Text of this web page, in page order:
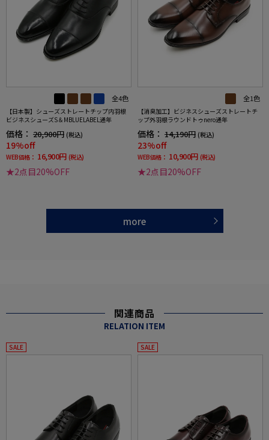
全4色
【日本製】シューズストレートチップ内羽根
ビジネスシューズS＆MBLUELABEL通年
価格： 20,900円 (税込)
19%off
WEB価格： 16,900円 (税込)
★2点目20%OFF
全1色
【消臭加工】ビジネスシューズストレートチ
ップ外羽根ラウンドトゥnero通年
価格： 14,190円 (税込)
23%off
WEB価格： 10,900円 (税込)
★2点目20%OFF
more
関連商品
RELATION ITEM
SALE SALE